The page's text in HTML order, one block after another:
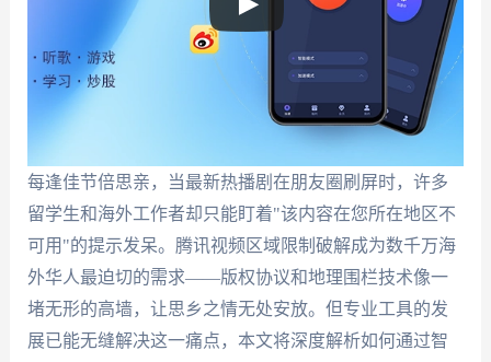
每逢佳节倍思亲，当最新热播剧在朋友圈刷屏时，许多
留学生和海外工作者却只能盯着"该内容在您所在地区不
可用"的提示发呆。腾讯视频区域限制破解成为数千万海
外华人最迫切的需求——版权协议和地理围栏技术像一
堵无形的高墙，让思乡之情无处安放。但专业工具的发
展已能无缝解决这一痛点，本文将深度解析如何通过智